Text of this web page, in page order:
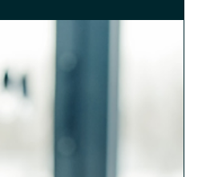
valódi hatásairól
hogyan vennénk revansot a másikon,
valójában a bosszúállás.